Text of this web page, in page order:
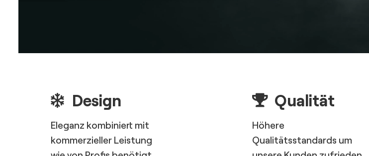
Design
Eleganz kombiniert mit
kommerzieller Leistung
Qualität
Höhere
Qualitätsstandards um